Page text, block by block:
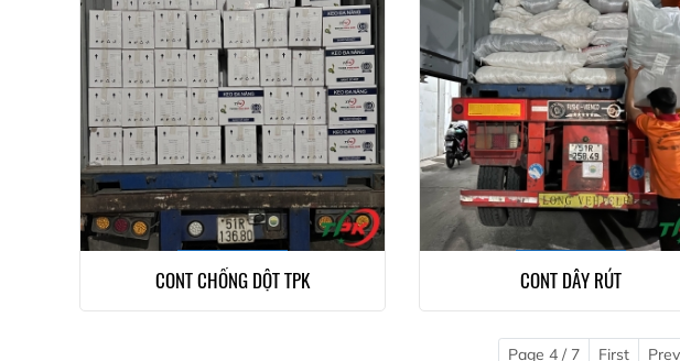
CONT CHỐNG DỘT TPK CONT DÂY RÚT
Page 4 / 7 First Prev